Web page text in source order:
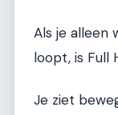
Als je alleen
loopt, is Full
Je ziet